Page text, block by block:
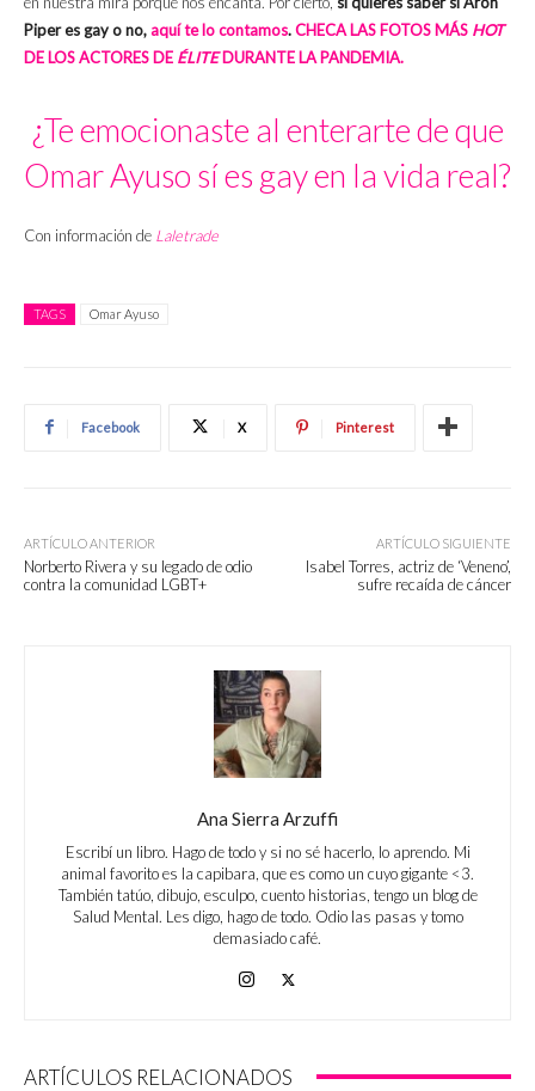
Piper es gay o no, aquí te lo contamos.CHECA LAS FOTOS MÁS HOT
DE LOS ACTORES DE ÉLITEDURANTE LA PANDEMIA.
¿Te emocionaste al enterarte de que
Omar Ayuso sí es gay en la vida real?
Con información de Laletrade
TAGS Omar Ayuso
Facebook X Pinterest
ARTÍCULO ANTERIOR
Norberto Rivera y su legado de odio
contra la comunidad LGBT+
ARTÍCULO SIGUIENTE
Isabel Torres, actriz de ‘Veneno’,
sufre recaída de cáncer
Ana Sierra Arzuffi
Escribí un libro. Hago de todo y si no sé hacerlo, lo aprendo. Mi
animal favorito es la capibara, que es como un cuyo gigante <3.
También tatúo, dibujo, esculpo, cuento historias, tengo un blog de
Salud Mental. Les digo, hago de todo. Odio las pasas y tomo
demasiado café.
ARTÍCULOS RELACIONADOS